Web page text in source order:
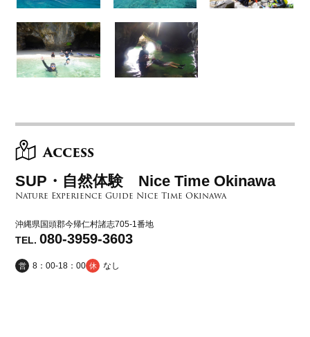
Access
SUP・自然体験 Nice Time Okinawa
Nature Experience Guide Nice Time Okinawa
沖縄県国頭郡今帰仁村諸志705-1番地
TEL.080-3959-3603
営 8：00-18：00 休 なし